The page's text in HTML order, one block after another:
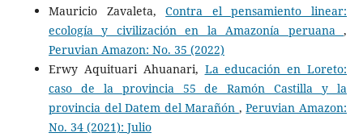
Mauricio Zavaleta,Contra el pensamiento linear:
ecología y civilización en la Amazonía peruana,
Peruvian Amazon: No. 35 (2022)
Erwy Aquituari Ahuanari, La educación en Loreto:
caso de la provincia 55 de Ramón Castilla y la
provincia del Datem del Marañón ,Peruvian Amazon:
No. 34 (2021): Julio